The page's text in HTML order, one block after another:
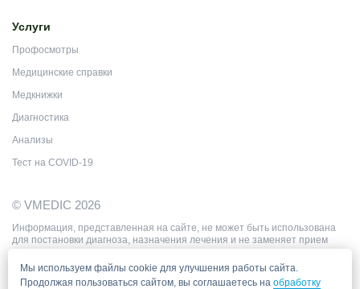
Услуги
Профосмотры
Медицинские справки
Медкнижки
Диагностика
Анализы
Тест на COVID-19
© VMEDIC 2026
Информация, представленная на сайте, не может быть использована
для постановки диагноза, назначения лечения и не заменяет прием
врача.
Цены, приведённые на сайте, не окончательные, не являются
публичной офертой и носят информационный характер.
Мы используем файлы cookie для улучшения работы сайта.
Продолжая пользоваться сайтом, вы соглашаетесь на обработку